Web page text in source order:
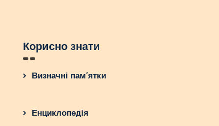
Корисно знати
Визначні пам’ятки
Енциклопедія